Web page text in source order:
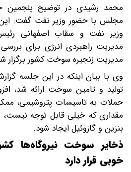
محمد رشیدی در توضیح پنجمین
مجلس با حضور وزیر نفت گفت:
وزیر نفت و سقاب اصفهانی
مدیریت راهبردی انرژی برای
مدیریت زنجیره سوخت کشور برگزار
وی با بیان اینکه در این جلسه
تولید و تامین سوخت ارائه شد،
حملات به تاسیسات پتروشیمی،‌
مقداری که خیلی قابل توجه نیست،‌
بنزین و گازوئیل ایجاد شود.
ذخایر سوخت نیروگاه‌ها
خوبی قرار دارد